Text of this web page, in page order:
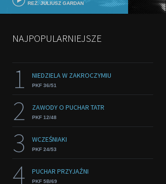
REŻ. JULIUSZ GARDAN
NAJPOPULARNIEJSZE
1 NIEDZIELA W ZAKROCZYMIU
PKF 36/51
2 ZAWODY O PUCHAR TATR
PKF 12/48
3 WCZEŚNIAKI
PKF 24/53
4 PUCHAR PRZYJAŹNI
PKF 5B/69